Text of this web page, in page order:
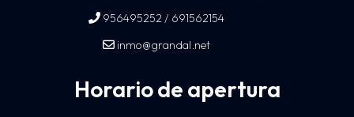
956495252 / 691562154
inmo@grandal.net
Horario de apertura